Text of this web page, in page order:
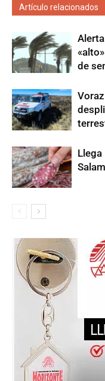
Artículo relacionados
de
Llega